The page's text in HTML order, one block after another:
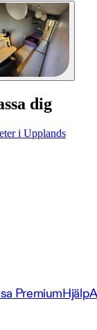
dig
i Upplands
PremiumHjälp